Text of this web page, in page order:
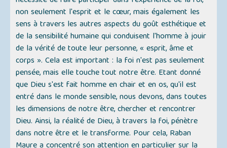
non seulement l'esprit et le cœur, mais également les
sens à travers les autres aspects du goût esthétique et
de la sensibilité humaine qui conduisent l'homme à jouir
de la vérité de toute leur personne, « esprit, âme et
corps ». Cela est important : la foi n'est pas seulement
pensée, mais elle touche tout notre être. Etant donné
que Dieu s'est fait homme en chair et en os, qu'il est
entré dans le monde sensible, nous devons, dans toutes
les dimensions de notre être, chercher et rencontrer
Dieu. Ainsi, la réalité de Dieu, à travers la foi, pénètre
dans notre être et le transforme. Pour cela, Raban